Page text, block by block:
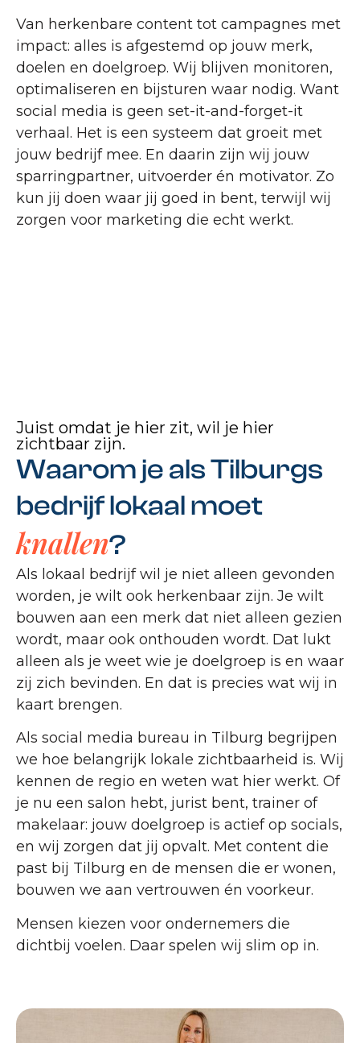
Van herkenbare content tot campagnes met
impact: alles is afgestemd op jouw merk,
doelen en doelgroep. Wij blijven monitoren,
optimaliseren en bijsturen waar nodig. Want
social media is geen set-it-and-forget-it
verhaal. Het is een systeem dat groeit met
jouw bedrijf mee. En daarin zijn wij jouw
sparringpartner, uitvoerder én motivator. Zo
kun jij doen waar jij goed in bent, terwijl wij
zorgen voor marketing die echt werkt.
Juist omdat je hier zit, wil je hier
zichtbaar zijn.
Waarom je als Tilburgs
bedrijf lokaal moet
knallen?
Als lokaal bedrijf wil je niet alleen gevonden
worden, je wilt ook herkenbaar zijn. Je wilt
bouwen aan een merk dat niet alleen gezien
wordt, maar ook onthouden wordt. Dat lukt
alleen als je weet wie je doelgroep is en waar
zij zich bevinden. En dat is precies wat wij in
kaart brengen.
Als social media bureau in Tilburg begrijpen
we hoe belangrijk lokale zichtbaarheid is. Wij
kennen de regio en weten wat hier werkt. Of
je nu een salon hebt, jurist bent, trainer of
makelaar: jouw doelgroep is actief op socials,
en wij zorgen dat jij opvalt. Met content die
past bij Tilburg en de mensen die er wonen,
bouwen we aan vertrouwen én voorkeur.
Mensen kiezen voor ondernemers die
dichtbij voelen. Daar spelen wij slim op in.